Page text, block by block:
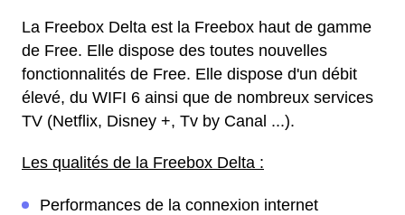
La Freebox Delta est la Freebox haut de gamme
de Free. Elle dispose des toutes nouvelles
fonctionnalités de Free. Elle dispose d'un débit
élevé, du WIFI 6 ainsi que de nombreux services
TV (Netflix, Disney +, Tv by Canal ...).
Les qualités de la Freebox Delta :
Performances de la connexion internet